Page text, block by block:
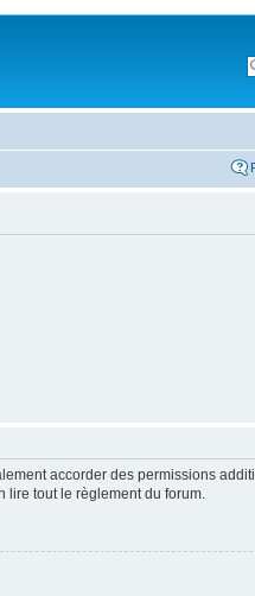
accorder des permissions
lire tout le règlement du forum.